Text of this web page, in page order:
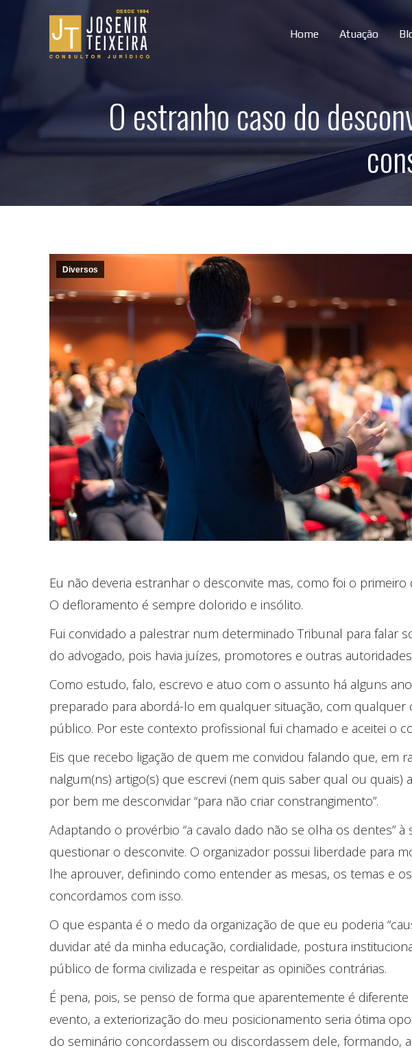
Home Atuação
O estranho caso do
Diversos
Eu não deveria estranhar o desconvite mas, como foi o primeiro
O defloramento é sempre dolorido e insólito.
Fui convidado a palestrar num determinado Tribunal para falar
do advogado, pois havia juízes, promotores e outras
Como estudo, falo, escrevo e atuo com o assunto há alguns
preparado para abordá-lo em qualquer situação, com
público. Por este contexto profissional fui chamado e aceitei o
Eis que recebo ligação de quem me convidou falando que, em
nalgum(ns) artigo(s) que escrevi (nem quis saber qual ou
por bem me desconvidar “para não criar constrangimento”.
Adaptando o provérbio “a cavalo dado não se olha os dentes” à
questionar o desconvite. O organizador possui liberdade para
lhe aprouver, definindo como entender as mesas, os temas e
concordamos com isso.
O que espanta é o medo da organização de que eu poderia
duvidar até da minha educação, cordialidade, postura
público de forma civilizada e respeitar as opiniões contrárias.
É pena, pois, se penso de forma que aparentemente é
evento, a exteriorização do meu posicionamento seria ótima
do seminário concordassem ou discordassem dele, formando,